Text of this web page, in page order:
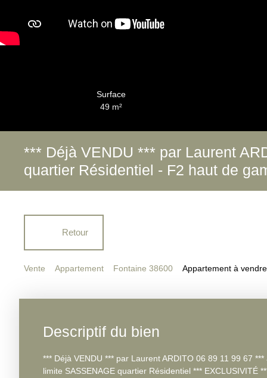
Surface
49 m²
*** Déjà VENDU *** par Laurent
quartier Résidentiel - F2 haut de
Retour
Vente Appartement Fontaine 38600 Appartement à
Descriptif du bien
*** Déjà VENDU *** par Laurent ARDITO 06 89 11 99 67
limite SASSENAGE quartier Résidentiel *** EXCLUSIVITÉ